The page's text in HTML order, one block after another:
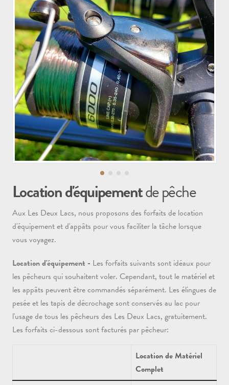
Location d'équipementde pêche
Aux Les Deux Lacs, nous proposons des forfaits de location
d'équipement et d'appâts pour vous faciliter la tâche lorsque
vous voyagez.
Location d'équipement - Les forfaits suivants sont idéaux pour
les pêcheurs qui souhaitent voler. Cependant, tout le matériel et
les appâts peuvent être commandés séparément. Les élingues de
pesée et les tapis de décrochage sont conservés au lac pour
l'usage de tous les pêcheurs des Les Deux Lacs, gratuitement.
Les forfaits ci-dessous sont facturés par pêcheur:
Location de Matériel
Complet